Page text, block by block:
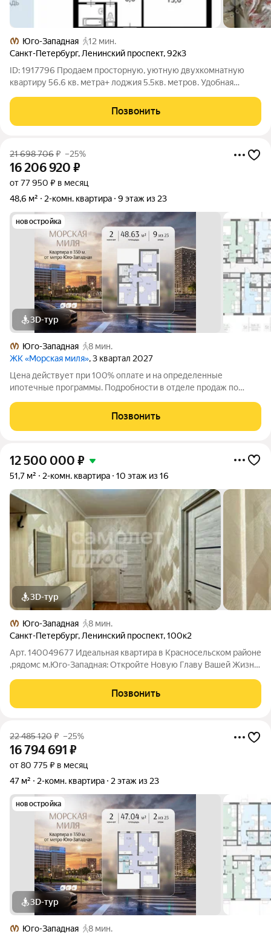
Юго-Западная
12 мин.
Санкт-Петербург, Ленинский проспект,92к3
ID: 1917796 Продаем просторную, уютную двухкомнатную
квартиру 56.6 кв. метра+ лоджия 5.5кв. метров. Удобная
окна в тихий , зеленый двор. Метро " Юго-западная" 10 минут
пешком, всегда есть
Позвонить
21 698 706₽ –25%
16 206 920 ₽
от 77 950 ₽ в месяц
48,6 м²
2-комн. квартира 9 этаж из 23
новостройка
3D-тур
Юго-Западная
8 мин.
ЖК «Морская миля», 3 квартал 2027
Цена действует при 100% оплате и на определенные
ипотечные программы. Подробности в отделе продаж по
миля» на 9 этаже. Общая площадь составляет 48.63 кв. м.
Квартира с чистовой отделкой. Жилой
Позвонить
12 500 000 ₽
51,7 м² 2-комн. квартира 10 этаж из 16
3D-тур
Юго-Западная
8 мин.
Санкт-Петербург, Ленинский проспект,100к2
Арт. 140049677 Идеальная квартира в Красносельском районе
,рядомс м.Юго-Западная: Откройте Новую Главу Вашей Жизни
в Санкт-Петербурге? Мы знаем, как сделать вашу мечту
реальностью! ВНИМАНИЕ!
Позвонить
22 485 120₽ –25%
16 794 691 ₽
от 80 775 ₽ в месяц
47 м²
2-комн. квартира 2 этаж из 23
новостройка
3D-тур
Юго-Западная
8 мин.